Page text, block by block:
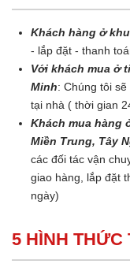
Khách hàng ở
- lắp đặt - thanh
Với khách mua ở
Minh: Chúng tôi
tại nhà ( thời gian
Khách mua hàng
Miền Trung, Tây
các đối tác vận
giao hàng, lắp đặt
ngày)
5 HÌNH THỨC